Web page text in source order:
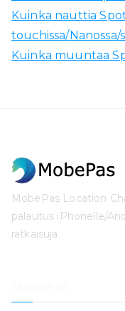
Kuinka nauttia
touchissa/Nanossa/
Kuinka muuntaa
MobePas Location
palautus iPhonelle/
ratkaisuja.